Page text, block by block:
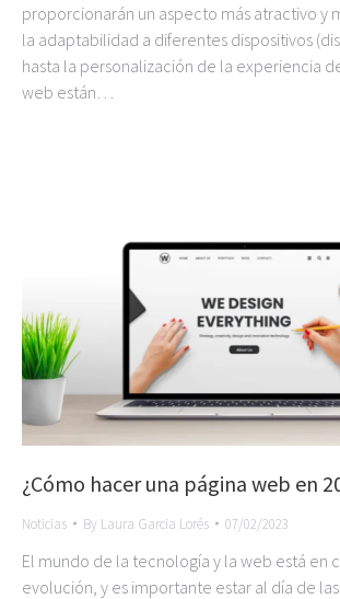
proporcionarán un aspecto más atractivo y
la adaptabilidad a diferentes dispositivos
hasta la personalización de la experiencia
web están…
¿Cómo hacer una página web en
Noticias By Laura Garcia Lorés 07/02/2023
El mundo de la tecnología y la web está en
evolución, y es importante estar al día de